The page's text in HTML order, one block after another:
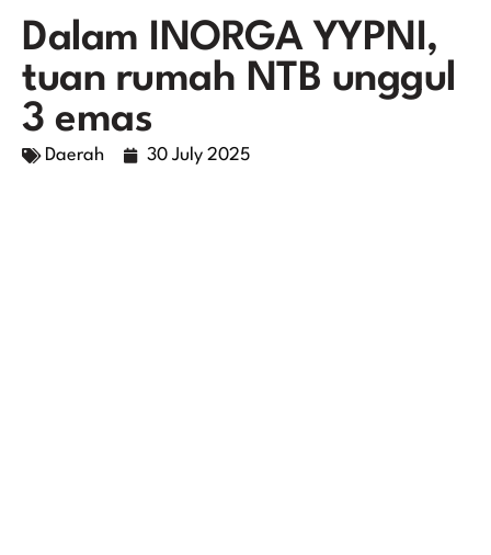
Dalam INORGA YYPNI,
tuan rumah NTB unggul
3 emas
Daerah 30 July 2025